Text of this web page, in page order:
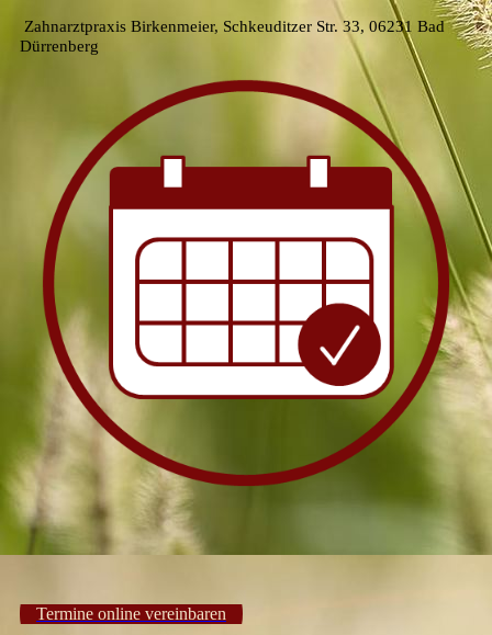
Zahnarztpraxis Birkenmeier, Schkeuditzer Str. 33, 06231 Bad
Dürrenberg
Termine online vereinbaren